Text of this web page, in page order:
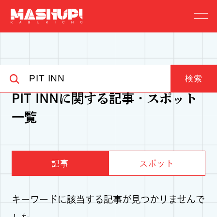
検索
PIT INNに関する記事・スポット
一覧
記事 スポット
キーワードに該当する記事が見つかりませんで